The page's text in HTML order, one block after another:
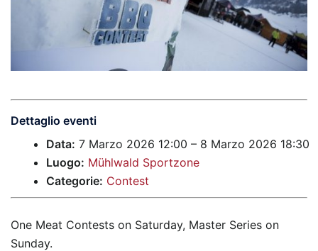
Dettaglio eventi
Data: 7 Marzo 2026 12:00 – 8 Marzo 2026 18:30
Luogo: Mühlwald Sportzone
Categorie: Contest
One Meat Contests on Saturday, Master Series on
Sunday.